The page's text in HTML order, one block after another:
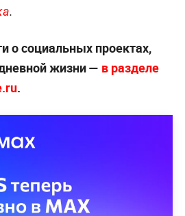
.
о социальных проектах,
жизни — в разделе
.